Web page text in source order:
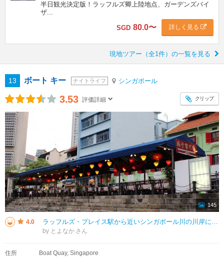
半日観光決定版！ラッフルズ卿上陸地点、ガーデンズバイ
ザ...
SGD 80.0〜 詳しく見る
現地ツアー（全1件）の一覧を見る
13 ボート キー ナイトライフ シンガポール
3.53 評価詳細 クリップ
145
4.0 ラッフルズ・プレイス駅から近いシンガポール川の川岸に様々なレストランが並んでいて、メニューも大きく店外に表示されており活気がありました。 川岸で食事が出来るので夜の涼しい時間帯はおすすめです。 対岸はお店が無く、通る観
by とよなか
住所 Boat Quay, Singapore